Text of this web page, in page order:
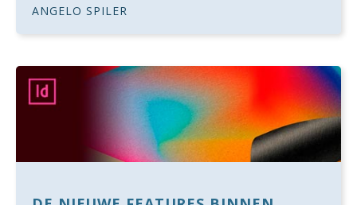
ANGELO SPILER